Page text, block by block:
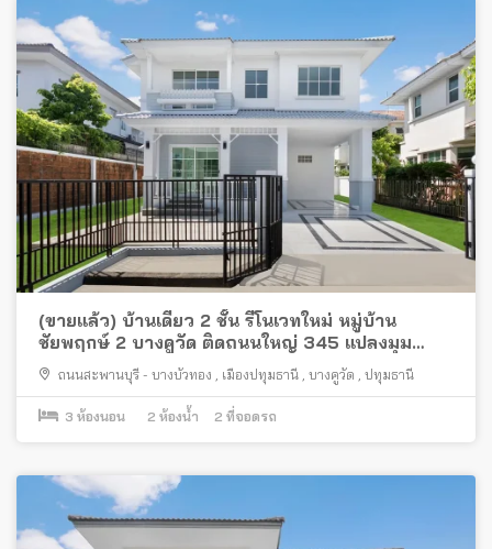
(ขายแล้ว) บ้านเดี่ยว 2 ชั้น รีโนเวทใหม่ หมู่บ้าน
ชัยพฤกษ์ 2 บางคูวัด ติดถนนใหญ่ 345 แปลงมุม
พร้อมอยู่
ถนนสะพานบุรี - บางบัวทอง เมืองปทุมธานี บางคูวัด ปทุมธานี
3 ห้องนอน 2 ห้องน้ำ 2 ที่จอดรถ